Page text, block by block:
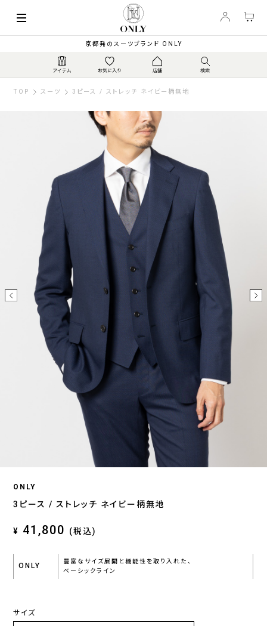
京都発のスーツブランド ONLY
TOP スーツ 3ピース / ストレッチ ネイビー柄無地
ONLY
3ピース / ストレッチ ネイビー柄無地
¥ 41,800 (税込)
ONLY
豊富なサイズ展開と機能性を取り入れた、
ベーシックライン
サイズ